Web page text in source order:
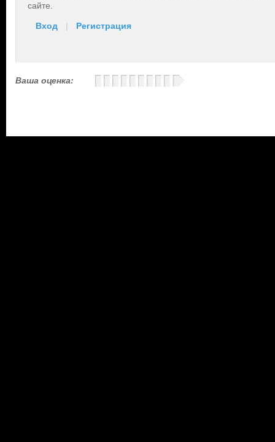
сайте.
Вход | Регистрация
Ваша оценка: